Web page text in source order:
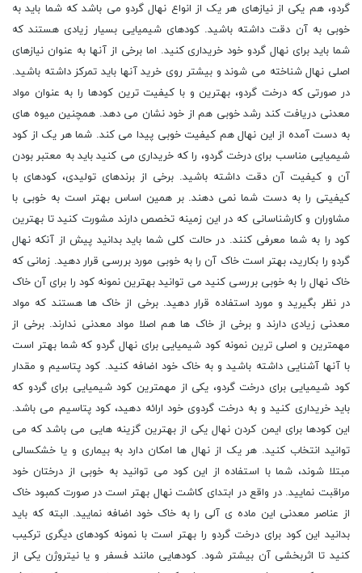
گردو، هم یکی از نیازهای هر یک از انواع نهال گردو می باشد که شما باید به
خوبی به آن دقت داشته باشید. کودهای شیمیایی بسیار زیادی هستند که
شما باید برای نهال گردو خود خریداری کنید. اما برخی از آنها به عنوان نیازهای
اصلی نهال شناخته می شوند و بیشتر روی خرید آنها باید تمرکز داشته باشید.
در صورتی که درخت گردو، بهترین و با کیفیت ترین کودها را به عنوان مواد
معدنی دریافت کند رشد خوبی هم از خود نشان می دهد. همچنین میوه های
به دست آمده از این نهال هم کیفیت خوبی پیدا می کند. شما هر یک از کود
شیمیایی مناسب برای درخت گردو، را که خریداری می کنید باید به معتبر بودن
آن و کیفیت آن دقت داشته باشید. برخی از برندهای تولیدی، کودهای با
کیفیتی را به دست شما نمی دهند. بر همین اساس بهتر است به خوبی با
مشاوران و کارشناسانی که در این زمینه تخصص دارند مشورت کنید تا بهترین
کود را به شما معرفی کنند. در حالت کلی شما باید بدانید پیش از آنکه نهال
گردو را بکارید، بهتر است خاک آن را به خوبی مورد بررسی قرار دهید. زمانی که
خاک نهال را به خوبی بررسی کنید می توانید بهترین نمونه کود را برای آن خاک
در نظر بگیرید و مورد استفاده قرار دهید. برخی از خاک ها هستند که مواد
معدنی زیادی دارند و برخی از خاک ها هم اصلا مواد معدنی ندارند. برخی از
مهمترین و اصلی ترین نمونه کود شیمیایی برای نهال گردو که شما بهتر است
با آنها آشنایی داشته باشید و به خاک خود اضافه کنید. کود پتاسیم و مقدار
کود شیمیایی برای درخت گردو، یکی از مهمترین کود شیمیایی برای گردو که
باید خریداری کنید و به درخت گردوی خود ارائه دهید، کود پتاسیم می باشد.
این کودها برای ایمن کردن نهال یکی از بهترین گزینه هایی می باشد که می
توانید انتخاب کنید. هر یک از نهال ها امکان دارد به بیماری و یا خشکسالی
مبتلا شوند، شما با استفاده از این کود می توانید به خوبی از درختان خود
مراقبت نمایید. در واقع در ابتدای کاشت نهال بهتر است در صورت کمبود خاک
از عناصر معدنی این ماده ی آلی را به خاک خود اضافه نمایید. البته که باید
بدانید این کود برای درخت گردو را بهتر است با نمونه کودهای دیگری ترکیب
کنید تا اثربخشی آن بیشتر شود. کودهایی مانند فسفر و یا نیتروژن یکی از